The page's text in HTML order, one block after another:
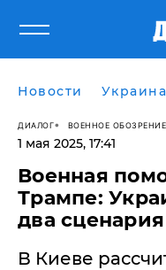
Новости Украина
ДИАЛОГ ВОЕННОЕ ОБОЗРЕНИЕ
1 мая 2025, 17:41
Военная
Трампе:
два
В Киеве